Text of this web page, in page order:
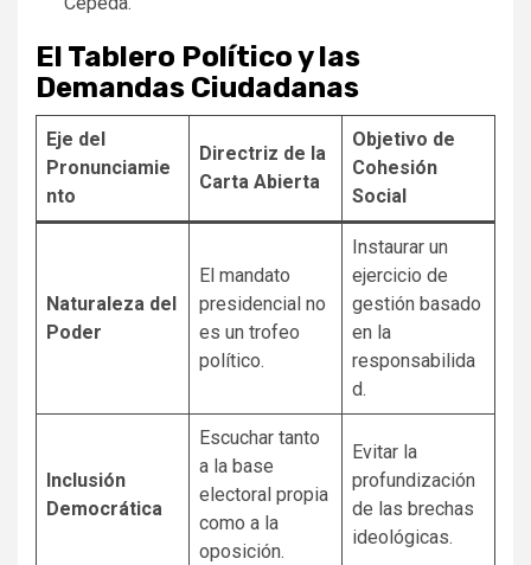
El Tablero Político y las
Demandas Ciudadanas
Eje del
Pronunciamie
nto
Directriz de la
Carta Abierta
Objetivo de
Cohesión
Social
Naturaleza del
Poder
El mandato
presidencial no
es un trofeo
político.
Instaurar un
ejercicio de
gestión basado
en la
responsabilida
d.
Inclusión
Democrática
Escuchar tanto
a la base
electoral propia
como a la
oposición.
Evitar la
profundización
de las brechas
ideológicas.